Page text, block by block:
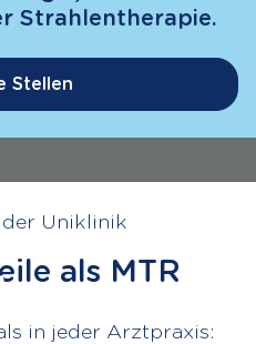
Strahlentherapie.
Stellen
als MTR
der Uniklinik
in jeder Arztpraxis: